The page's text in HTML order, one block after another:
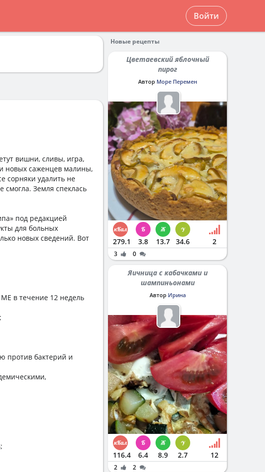
Войти
вишни, сливы, игра,
новых саженцев малины,
сорняки удалить не
смогла. Земля спеклась
под редакцией
для больных
новых сведений. Вот
в течение 12 недель
против бактерий и
Новые рецепты
Цветаевский яблочный
пирог
Автор Море Перемен
279.1 3.8 13.7 34.6 2
3 0
Яичница с кабачками и
шампиньонами
Автор Ирина
116.4 6.4 8.9 2.7 12
2 2